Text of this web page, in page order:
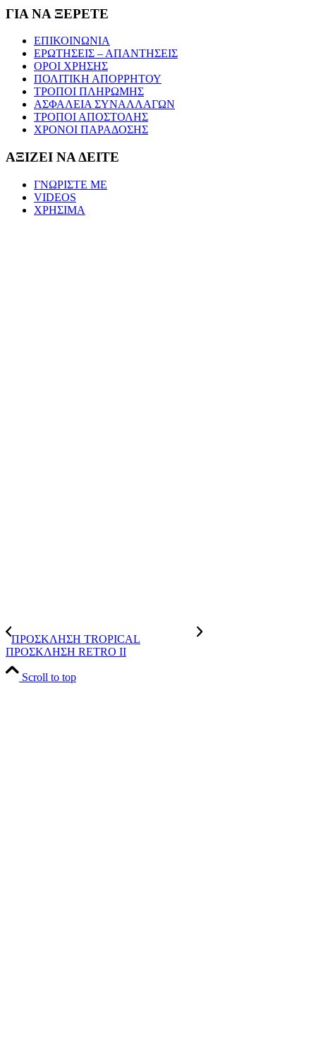
ΓΙΑ ΝΑ ΞΕΡΕΤΕ
ΕΠΙΚΟΙΝΩΝΙΑ
ΕΡΩΤΗΣΕΙΣ – ΑΠΑΝΤΗΣΕΙΣ
ΟΡΟΙ ΧΡΗΣΗΣ
ΠΟΛΙΤΙΚΗ ΑΠΟΡΡΗΤΟΥ
ΤΡΟΠΟΙ ΠΛΗΡΩΜΗΣ
ΑΣΦΑΛΕΙΑ ΣΥΝΑΛΛΑΓΩΝ
ΤΡΟΠΟΙ ΑΠΟΣΤΟΛΗΣ
ΧΡΟΝΟΙ ΠΑΡΑΔΟΣΗΣ
ΑΞΙΖΕΙ ΝΑ ΔΕΙΤΕ
ΓΝΩΡΙΣΤΕ ΜΕ
VIDEOS
ΧΡΗΣΙΜΑ
ΠΡΟΣΚΛΗΣΗ TROPICAL
ΠΡΟΣΚΛΗΣΗ RETRO II
Scroll to top